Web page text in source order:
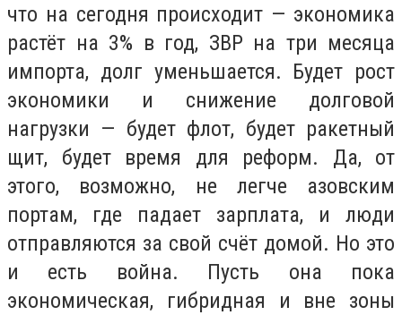
что на сегодня происходит — экономика
растёт на 3% в год, ЗВР на три месяца
импорта, долг уменьшается. Будет рост
экономики и снижение долговой
нагрузки — будет флот, будет ракетный
щит, будет время для реформ. Да, от
этого, возможно, не легче азовским
портам, где падает зарплата, и люди
отправляются за свой счёт домой. Но это
и есть война. Пусть она пока
экономическая, гибридная и вне зоны